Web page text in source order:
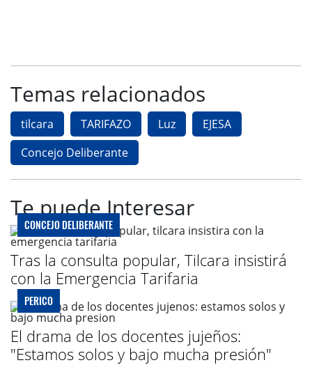
Temas relacionados
tilcara TARIFAZO Luz
EJESA
Concejo Deliberante
Te puede Interesar
CONCEJO DELIBERANTE
Tras la consulta popular, Tilcara insistirá
con la Emergencia Tarifaria
PERICO
El drama de los docentes jujeños:
"Estamos solos y bajo mucha presión"